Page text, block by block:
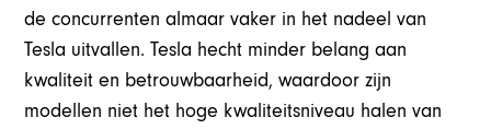
de concurrenten almaar vaker in het nadeel van
Tesla uitvallen. Tesla hecht minder belang aan
kwaliteit en betrouwbaarheid, waardoor zijn
modellen niet het hoge kwaliteitsniveau halen van